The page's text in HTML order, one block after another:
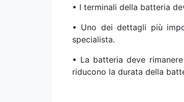
• I terminali della batteria
• Uno dei dettagli più
specialista.
• La batteria deve
riducono la durata della